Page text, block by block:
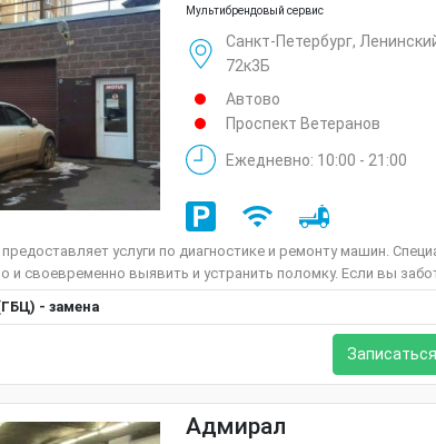
Мультибрендовый сервис
Санкт-Петербург,
72к3Б
Автово
Проспект Ветеранов
Ежедневно: 10:00 - 21:00
услуги по диагностике и ремонту машин.
и своевременно выявить и устранить поломку. Если вы
- замена
Адмирал